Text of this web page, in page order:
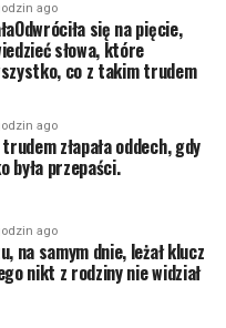
ago
się na pięcie,
słowa, które
co z takim trudem
ago
złapała oddech, gdy
była przepaści.
ago
na samym dnie, leżał klucz
nikt z rodziny nie widział